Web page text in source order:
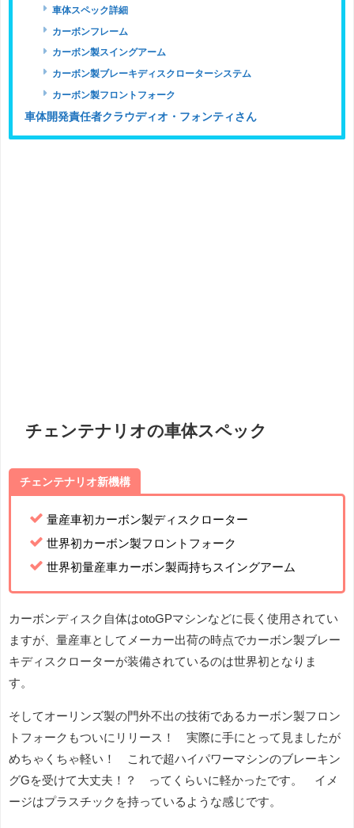
車体スペック詳細
カーボンフレーム
カーボン製スイングアーム
カーボン製ブレーキディスクローターシステム
カーボン製フロントフォーク
車体開発責任者クラウディオ・フォンティさん
チェンテナリオの車体スペック
チェンテナリオ新機構
量産車初カーボン製ディスクローター
世界初カーボン製フロントフォーク
世界初量産車カーボン製両持ちスイングアーム
カーボンディスク自体はotoGPマシンなどに長く使用されてい
ますが、量産車としてメーカー出荷の時点でカーボン製ブレー
キディスクローターが装備されているのは世界初となりま
す。
そしてオーリンズ製の門外不出の技術であるカーボン製フロン
トフォークもついにリリース！ 実際に手にとって見ましたが
めちゃくちゃ軽い！ これで超ハイパワーマシンのブレーキン
グGを受けて大丈夫！？ ってくらいに軽かったです。 イメ
ージはプラスチックを持っているような感じです。